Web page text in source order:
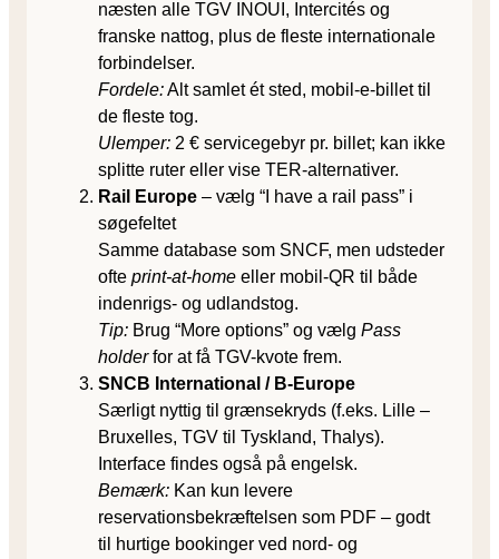
næsten alle TGV INOUI, Intercités og
franske nattog, plus de fleste internationale
forbindelser.
Fordele:Alt samlet ét sted, mobil-e-billet til
de fleste tog.
Ulemper: 2 € servicegebyr pr. billet; kan ikke
splitte ruter eller vise TER-alternativer.
Rail Europe – vælg “I have a rail pass” i
søgefeltet
Samme database som SNCF, men udsteder
ofte print-at-home eller mobil-QR til både
indenrigs- og udlandstog.
Tip: Brug “More options” og vælg Pass
holderfor at få TGV-kvote frem.
SNCB International / B-Europe
Særligt nyttig til grænsekryds (f.eks. Lille –
Bruxelles, TGV til Tyskland, Thalys).
Interface findes også på engelsk.
Bemærk: Kan kun levere
reservationsbekræftelsen som PDF – godt
til hurtige bookinger ved nord- og